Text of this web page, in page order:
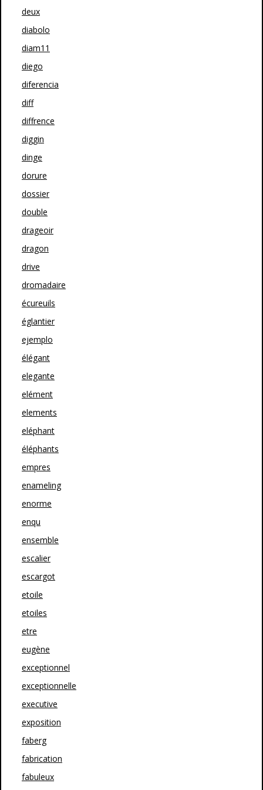
deux
diabolo
diam11
diego
diferencia
diff
diffrence
diggin
dinge
dorure
dossier
double
drageoir
dragon
drive
dromadaire
écureuils
églantier
ejemplo
élégant
elegante
elément
elements
eléphant
éléphants
empres
enameling
enorme
enqu
ensemble
escalier
escargot
etoile
etoiles
etre
eugène
exceptionnel
exceptionnelle
executive
exposition
faberg
fabrication
fabuleux